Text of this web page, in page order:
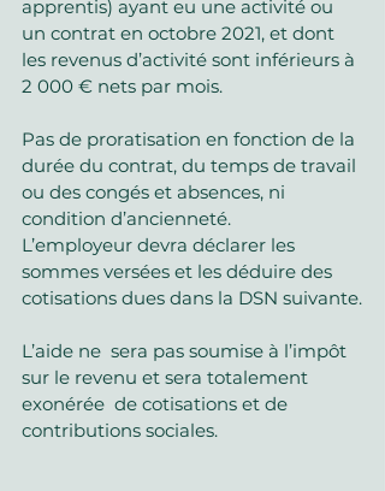
apprentis) ayant eu une activité ou
un contrat en octobre 2021, et dont
les revenus d’activité sont inférieurs à
2 000 € nets par mois.
Pas de proratisation en fonction de la
durée du contrat, du temps de travail
ou des congés et absences, ni
condition d’ancienneté.
L’employeur devra déclarer les
sommes versées et les déduire des
cotisations dues dans la DSN suivante.
L’aide ne  sera pas soumise à l’impôt
sur le revenu et sera totalement
exonérée  de cotisations et de
contributions sociales.